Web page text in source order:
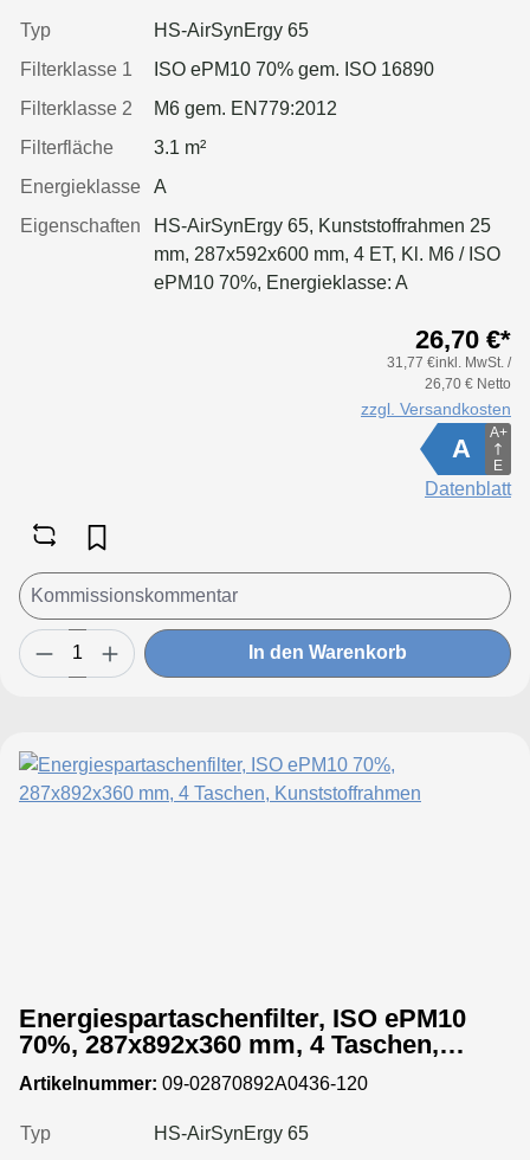
Typ
HS-AirSynErgy 65
Filterklasse 1
ISO ePM10 70% gem. ISO 16890
Filterklasse 2
M6 gem. EN779:2012
Filterfläche
3.1 m²
Energieklasse
A
Eigenschaften
HS-AirSynErgy 65, Kunststoffrahmen 25
mm, 287x592x600 mm, 4 ET, Kl. M6 / ISO
ePM10 70%, Energieklasse: A
26,70 €*
31,77 €inkl. MwSt. /
26,70 € Netto
zzgl. Versandkosten
A
A+
E
Datenblatt
In den Warenkorb
Energiespartaschenfilter, ISO ePM10
70%, 287x892x360 mm, 4 Taschen,
Kunststoffrahmen
Artikelnummer: 09-02870892A0436-120
Typ
HS-AirSynErgy 65